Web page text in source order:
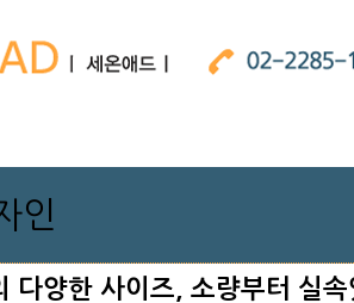
인
다양한 사이즈, 소량부터 실